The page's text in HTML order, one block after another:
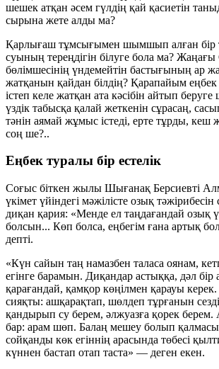
шешек атқан әсем гүлдің қай қасиетін
сырына жете алды ма?
Қарлығаш тұмсығымен шымшып алған бір
суының тереңдігін білуге бола ма?
бөлімшесінің үндемейтін бастығының ар
жатқанын қайдан білдің? Қарапайым
істеп келе жатқан ата кәсібін айтып
үздік табысқа қалай жеткенін сұрасаң,
тәнін аямай жұмыс істеді, ерте тұрды, кеш
соң ше?..
Еңбек туралы бір естелік
Соғыс біткен жылы Шығанақ Берсиевті
үкімет үйіндегі мәжілісте озық
диқан қария: «Менде ел таңдағандай озық
болсын... Көп болса, еңбегім ғана артық
депті.
«Күн сайын таң намазбен таласа оянам,
егінге барамын. Диқандар астыққа, дәл бір
қарағандай, қамқор көңілмен қарауы
сияқты: ашқарақтап, шөлдеп тұрғанын
қандырып су берем, әлжуазға қорек берем.
бар: арам шөп. Балаң мешеу болып
сойқанды көк егіннің арасында төбесі
күннен бастап отап таста» — деген екен.